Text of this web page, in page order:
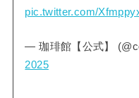
pic.twitter.com/
— 珈琲館【公式】
2025